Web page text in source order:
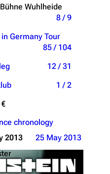
Wuhlheide
8 / 9
Germany Tour
85 / 104
12 / 31
1 / 2
chronology
2013
25 May 2013